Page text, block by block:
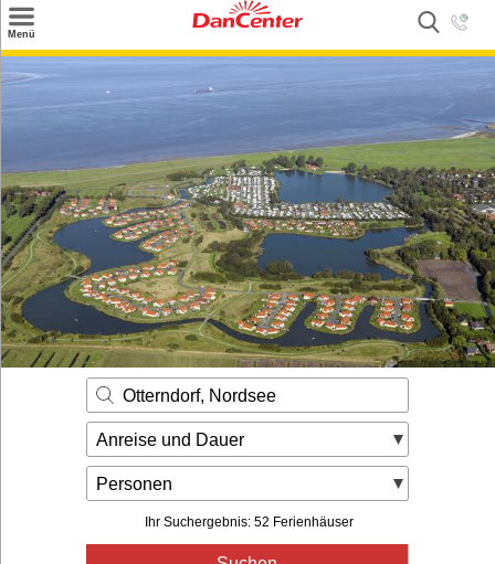
Menü
Urlaubsziele
Weitere Urlaubsziele
Angebote
Inspiration
Kontakt
Gut zu wissen
Login
Otterndorf, Nordsee
Anreise und Dauer
Personen
Ihr Suchergebnis: 52 Ferienhäuser